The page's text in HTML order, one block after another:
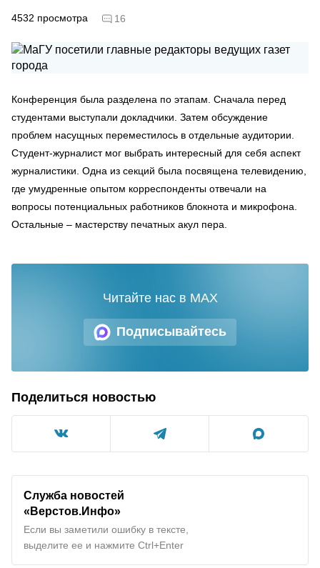
4532 просмотра 16
Конференция была разделена по этапам. Сначала перед
студентами выступали докладчики. Затем обсуждение
проблем насущных переместилось в отдельные аудитории.
Студент-журналист мог выбрать интересный для себя аспект
журналистики. Одна из секций была посвящена телевидению,
где умудренные опытом корреспонденты отвечали на
вопросы потенциальных работников блокнота и микрофона.
Остальные – мастерству печатных акул пера.
Подписывайтесь
Читайте нас в MAX
Поделиться новостью
Служба новостей
«Верстов.Инфо»
Если вы заметили ошибку в тексте,
выделите ее и нажмите Ctrl+Enter